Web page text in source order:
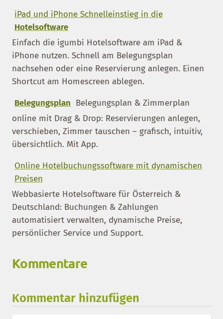
iPad und iPhone Schnelleinstieg in die
Hotelsoftware
Einfach die igumbi Hotelsoftware am iPad &
iPhone nutzen. Schnell am Belegungsplan
nachsehen oder eine Reservierung anlegen. Einen
Shortcut am Homescreen ablegen.
Belegungsplan Belegungsplan & Zimmerplan
online mit Drag & Drop: Reservierungen anlegen,
verschieben, Zimmer tauschen – grafisch, intuitiv,
übersichtlich. Mit App.
Online Hotelbuchungssoftware mit dynamischen
Preisen
Webbasierte Hotelsoftware für Österreich &
Deutschland: Buchungen & Zahlungen
automatisiert verwalten, dynamische Preise,
persönlicher Service und Support.
Kommentare
Kommentar hinzufügen